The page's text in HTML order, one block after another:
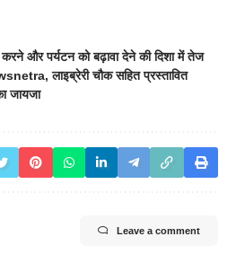
और पर्यटन को बढ़ावा देने की दिशा में तेज
,लाइब्रेरी चौक सहित प्रस्तावित
जायजा
Leave a comment